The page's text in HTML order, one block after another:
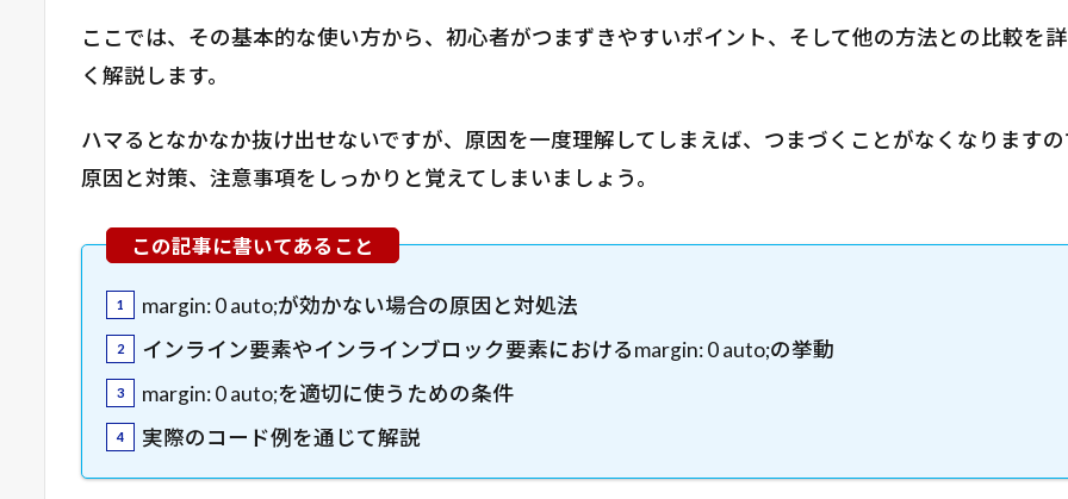
ここでは、その基本的な使い方から、初心者がつまずきやすいポイント、そして他の方法との比較を
く解説します。
ハマるとなかなか抜け出せないですが、原因を一度理解してしまえば、つまづくことがなくなります
原因と対策、注意事項をしっかりと覚えてしまいましょう。
margin: 0 auto;が効かない場合の原因と対処法
インライン要素やインラインブロック要素におけるmargin: 0 auto;の挙動
margin: 0 auto;を適切に使うための条件
実際のコード例を通じて解説